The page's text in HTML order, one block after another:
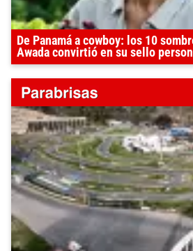
De Panamá a cowboy: los 10
Awada convirtió en su sello